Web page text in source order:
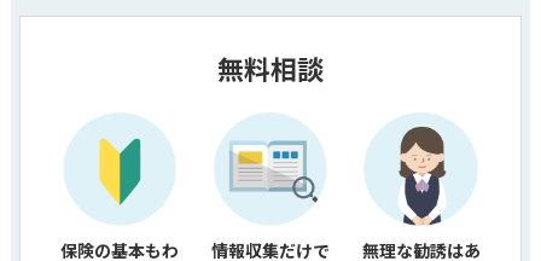
無料相談
保険の基本もわ
情報収集だけで
無理な勧誘はあ